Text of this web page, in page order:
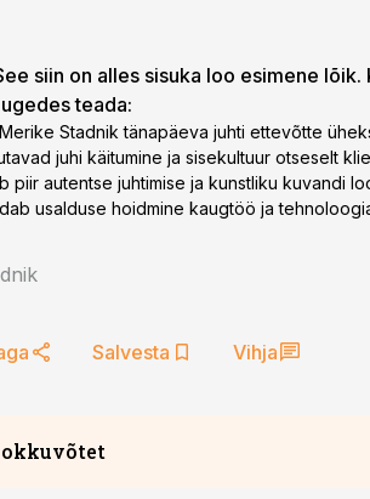
siin on alles sisuka loo esimene
teada:
Stadnik tänapäeva juhti ettevõtte
juhi käitumine ja sisekultuur otseselt
piir autentse juhtimise ja kunstliku kuvandi
usalduse hoidmine kaugtöö ja
Salvesta Vihja